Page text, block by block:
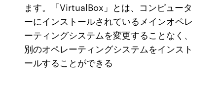
ます。「VirtualBox」とは、コンピュータ
ーにインストールされているメインオペレ
ーティングシステムを変更することなく、
別のオペレーティングシステムをインスト
ールすることができる